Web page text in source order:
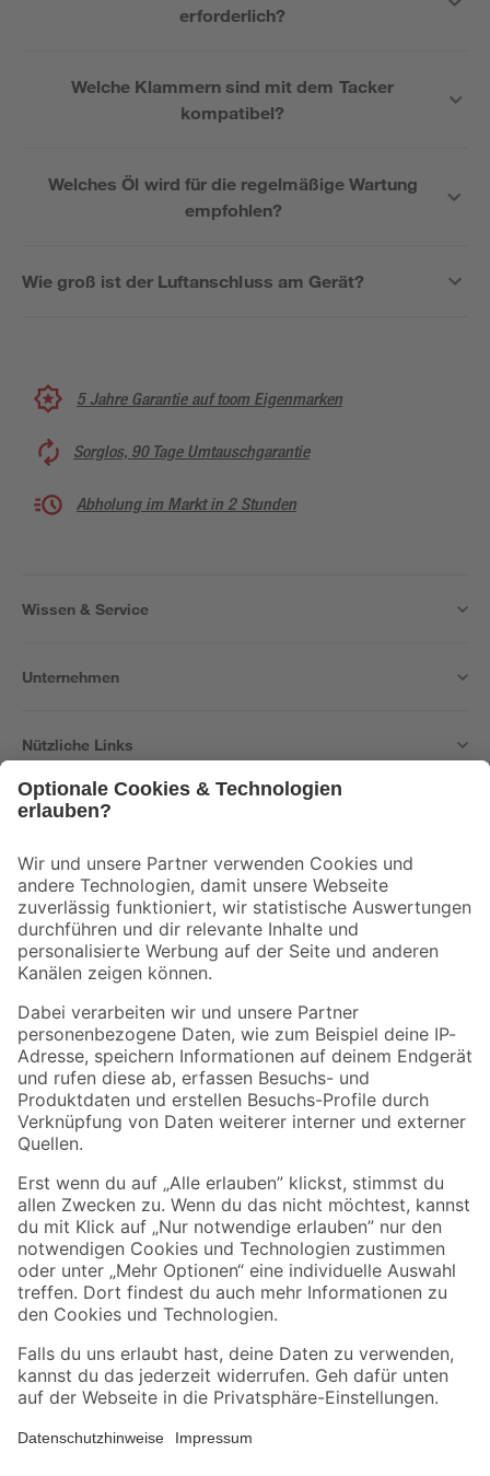
erforderlich?
Welche Klammern sind mit dem Tacker
kompatibel?
Welches Öl wird für die regelmäßige Wartung
empfohlen?
Wie groß ist der Luftanschluss am Gerät?
5 Jahre Garantie auf toom Eigenmarken
Sorglos, 90 Tage Umtauschgarantie
Abholung im Markt in 2 Stunden
Wissen & Service
Unternehmen
Nützliche Links
Der toom Newsletter: Keine Angebote und Aktionen mehr verpassen!
Zur Newsletter Anmeldung
Folge uns
Zahlungsarten Versandarten
Sicher einkaufen
Jetzt die toom-App herunterladen
Alle Preisangaben in EUR inkl. gesetzl. MwSt.. Die dargestellten Angebote sind unter
Umständen nicht in allen Märkten verfügbar. Die angegebenen Verfügbarkeiten beziehen
Produkte nur solange der Vorrat reicht.
*Paketversand ab 59 € versandkostenfrei, gilt nicht für Artikel mit Speditionsversand, hier